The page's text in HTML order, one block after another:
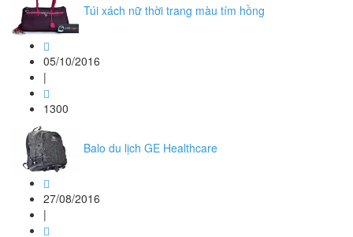
Túi xách nữ thời trang màu tím hồng
05/10/2016
|
1300
Balo du lịch GE Healthcare
27/08/2016
|